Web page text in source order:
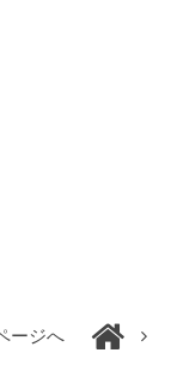
ージへ